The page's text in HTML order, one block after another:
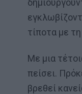
τίποτα με
Με μια
πείσει.
βρεθεί